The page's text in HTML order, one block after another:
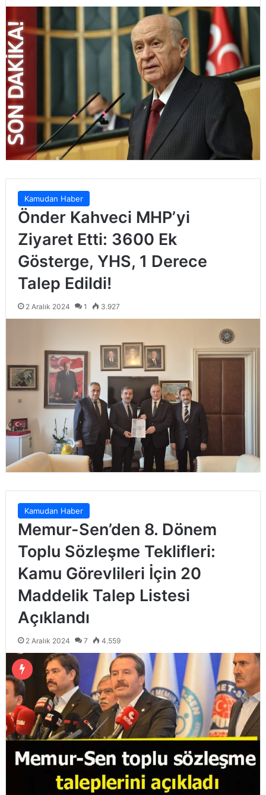
Kamudan Haber
Önder Kahveci MHP’yi
Ziyaret Etti: 3600 Ek
Gösterge, YHS, 1 Derece
Talep Edildi!
2 Aralık 2024 1 3.927
Kamudan Haber
Memur-Sen’den 8. Dönem
Toplu Sözleşme Teklifleri:
Kamu Görevlileri İçin 20
Maddelik Talep Listesi
Açıklandı
2 Aralık 2024 7 4.559